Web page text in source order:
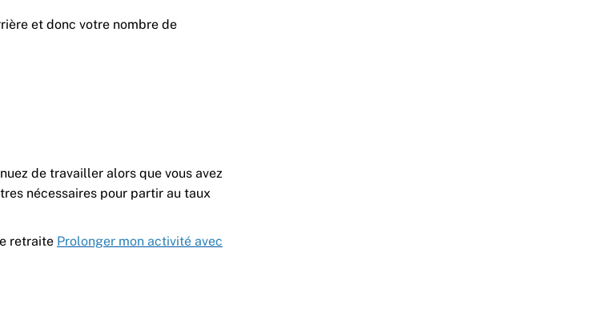
et donc votre nombre de
de travailler alors que vous avez
nécessaires pour partir au taux
retraite Prolonger mon activité avec